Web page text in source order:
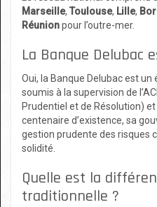
Marseille, Toulouse, Lille,
Réunionpour l’outre-mer.
La Banque Delubac
Oui, la Banque Delubac est
soumis à la supervision de
Prudentiel et de Résolution)
centenaire d’existence, sa
gestion prudente des risques
solidité.
Quelle est la
traditionnelle ?